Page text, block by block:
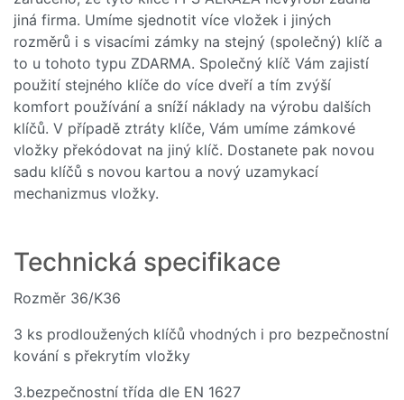
Kč
Do košíku
Skladem
jiná firma. Umíme sjednotit více vložek i jiných
rozměrů i s visacími zámky na stejný (společný) klíč a
to u tohoto typu ZDARMA. Společný klíč Vám zajistí
použití stejného klíče do více dveří a tím zvýší
komfort používání a sníží náklady na výrobu dalších
klíčů. V případě ztráty klíče, Vám umíme zámkové
vložky překódovat na jiný klíč. Dostanete pak novou
sadu klíčů s novou kartou a nový uzamykací
mechanizmus vložky.
Technická specifikace
Rozměr 36/K36
3 ks prodloužených klíčů vhodných i pro bezpečnostní
kování s překrytím vložky
3.bezpečnostní třída dle EN 1627